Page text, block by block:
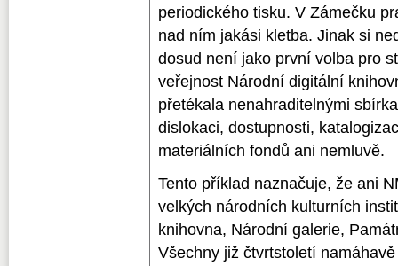
periodického tisku. V Zámečku
nad ním jakási kletba. Jinak si
dosud není jako první volba pro
veřejnost Národní digitální
přetékala nenahraditelnými
dislokaci, dostupnosti,
materiálních fondů ani nemluvě.
Tento příklad naznačuje, že ani
velkých národních kulturních
knihovna, Národní galerie,
Všechny již čtvrtstoletí